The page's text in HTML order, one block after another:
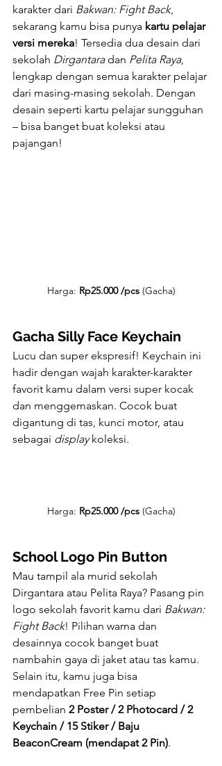
karakter dari Bakwan: Fight Back,
sekarang kamu bisa punya kartu pelajar
versi mereka! Tersedia dua desain dari
sekolah Dirgantara dan Pelita Raya,
lengkap dengan semua karakter pelajar
dari masing-masing sekolah. Dengan
desain seperti kartu pelajar sungguhan
– bisa banget buat koleksi atau
pajangan!
Harga: Rp25.000 /pcs (Gacha)
Gacha Silly Face Keychain
Lucu dan super ekspresif! Keychain ini
hadir dengan wajah karakter-karakter
favorit kamu dalam versi super kocak
dan menggemaskan. Cocok buat
digantung di tas, kunci motor, atau
sebagai display koleksi.
Harga: Rp25.000 /pcs (Gacha)
School Logo Pin Button
Mau tampil ala murid sekolah
Dirgantara atau Pelita Raya? Pasang pin
logo sekolah favorit kamu dari Bakwan:
Fight Back! Pilihan warna dan
desainnya cocok banget buat
nambahin gaya di jaket atau tas kamu.
Selain itu, kamu juga bisa
mendapatkan Free Pin setiap
pembelian 2 Poster / 2 Photocard / 2
Keychain / 15 Stiker / Baju
BeaconCream (mendapat 2 Pin).